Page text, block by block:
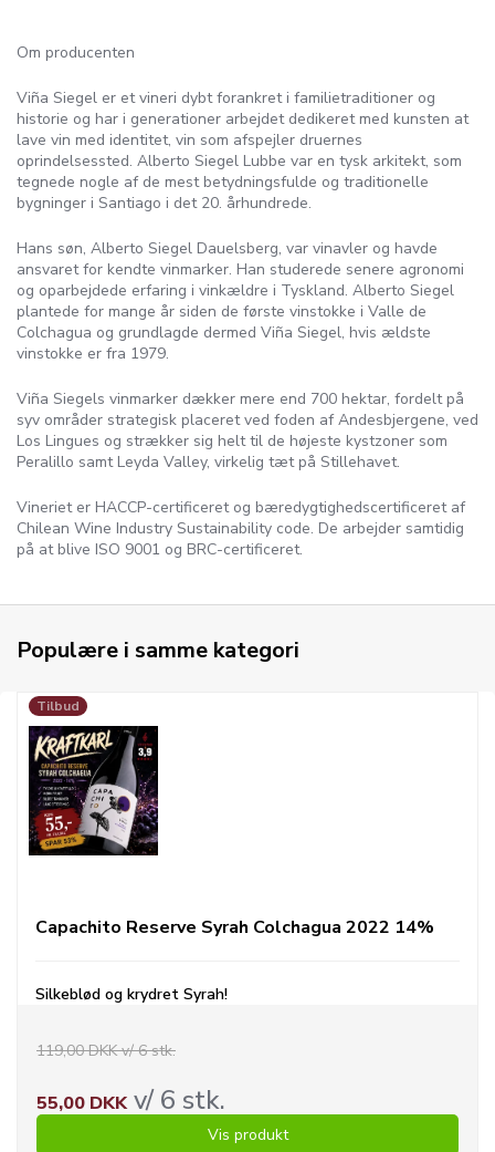
Om producenten
Viña Siegel er et vineri dybt forankret i familietraditioner og
historie og har i generationer arbejdet dedikeret med kunsten at
lave vin med identitet, vin som afspejler druernes
oprindelsessted. Alberto Siegel Lubbe var en tysk arkitekt, som
tegnede nogle af de mest betydningsfulde og traditionelle
bygninger i Santiago i det 20. århundrede.
Hans søn, Alberto Siegel Dauelsberg, var vinavler og havde
ansvaret for kendte vinmarker. Han studerede senere agronomi
og oparbejdede erfaring i vinkældre i Tyskland. Alberto Siegel
plantede for mange år siden de første vinstokke i Valle de
Colchagua og grundlagde dermed Viña Siegel, hvis ældste
vinstokke er fra 1979.
Viña Siegels vinmarker dækker mere end 700 hektar, fordelt på
syv områder strategisk placeret ved foden af Andesbjergene, ved
Los Lingues og strækker sig helt til de højeste kystzoner som
Peralillo samt Leyda Valley, virkelig tæt på Stillehavet.
Vineriet er HACCP-certificeret og bæredygtighedscertificeret af
Chilean Wine Industry Sustainability code. De arbejder samtidig
på at blive ISO 9001 og BRC-certificeret.
Populære i samme kategori
Tilbud
Capachito Reserve Syrah Colchagua 2022 14%
Silkeblød og krydret Syrah!
119,00 DKK v/ 6 stk.
55,00 DKKv/ 6 stk.
Vis produkt